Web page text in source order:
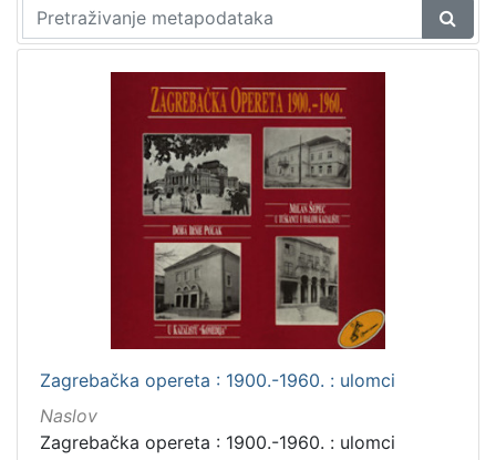
Izdavač
Knjižnice grada Zagreba
Zagrebačka opereta : 1900.-1960. : ulomci
Naslov
Zagrebačka opereta : 1900.-1960. : ulomci